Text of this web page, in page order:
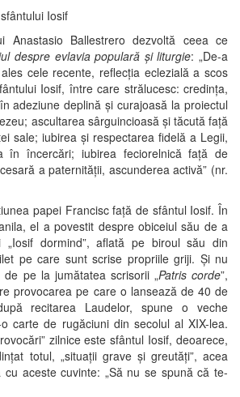
Iosif
Anastasio Ballestrero dezvoltă ceea ce
despre evlavia populară şi liturgie: „De-a
cele recente, reflecţia eclezială a scos
Iosif, între care strălucesc: credinţa,
adeziune deplină şi curajoasă la proiectul
ascultarea sârguincioasă şi tăcută faţă
sale; iubirea şi respectarea fidelă a Legii,
în încercări; iubirea feciorelnică faţă de
a paternităţii, ascunderea activă” (nr.
papei Francisc față de sfântul Iosif. În
el a povestit despre obiceiul său de a
dormind”, aflată pe biroul său din
pe care sunt scrise propriile griji. Și nu
pe la jumătatea scrisorii „Patris corde”,
provocarea pe care o lansează de 40 de
recitarea Laudelor, spune o veche
carte de rugăciuni din secolul al XIX-lea.
zilnice este sfântul Iosif, deoarece,
totul, „situații grave și greutăți”, acea
cu aceste cuvinte: „Să nu se spună că te-